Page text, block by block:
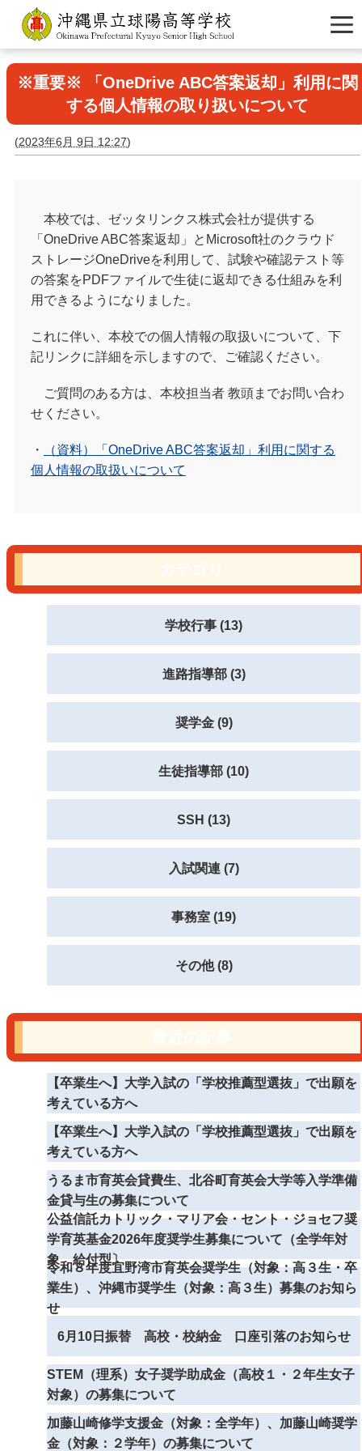
※重要※ 「OneDrive ABC答案返却」利用に関
する個人情報の取り扱いについて
(2023年6月 9日 12:27)
本校では、ゼッタリンクス株式会社が提供する
「 OneDrive ABC答案返却」と Microsoft社のクラウド
ストレージOneDriveを利用して、試験や確認テスト等
の答案をPDFファイルで生徒に返却できる仕組みを利
用できるようになりました。
これに伴い、本校での個人情報の取扱いについて、下
記リンクに詳細を示しますので、ご確認ください。
ご質問のある方は、本校担当者 教頭までお問い合わ
せください。
・
（資料）「OneDrive ABC答案返却」利用に関する
個人情報の取扱いについて
学校行事 (13)
進路指導部 (3)
奨学金 (9)
生徒指導部 (10)
SSH (13)
入試関連 (7)
事務室 (19)
その他 (8)
【卒業生へ】大学入試の「学校推薦型選抜」で出願を
考えている方へ
【卒業生へ】大学入試の「学校推薦型選抜」で出願を
考えている方へ
うるま市育英会貸費生、北谷町育英会大学等入学準備
金貸与生の募集について
公益信託カトリック・マリア会・セント・ジョセフ奨
学育英基金2026年度奨学生募集について（全学年対
象 給付型〕
令和８年度宜野湾市育英会奨学生（対象：高３生・卒
業生）、沖縄市奨学生（対象：高３生）募集のお知ら
せ
6月10日振替 高校・校納金 口座引落のお知らせ
STEM（理系）女子奨学助成金（高校１・２年生女子
対象）の募集について
加藤山崎修学支援金（対象：全学年）、加藤山崎奨学
金（対象：２学年）の募集について